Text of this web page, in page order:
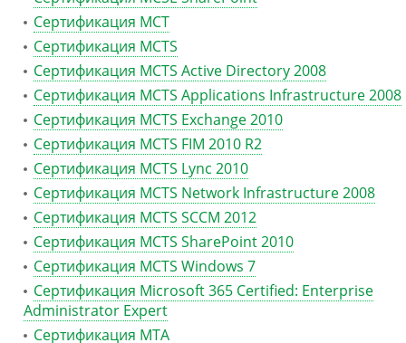
Сертификация MCT
Сертификация MCTS
Сертификация MCTS Active Directory 2008
Сертификация MCTS Applications Infrastructure 2008
Сертификация MCTS Exchange 2010
Сертификация MCTS FIM 2010 R2
Сертификация MCTS Lync 2010
Сертификация MCTS Network Infrastructure 2008
Сертификация MCTS SCCM 2012
Сертификация MCTS SharePoint 2010
Сертификация MCTS Windows 7
Сертификация Microsoft 365 Certified: Enterprise
Administrator Expert
Сертификация MTA